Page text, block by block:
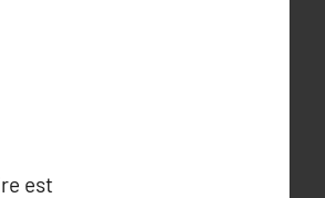
est